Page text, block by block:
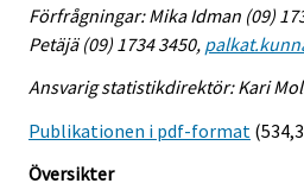
Förfrågningar: Mika Idman (09)
Petäjä (09) 1734 3450,
Ansvarig statistikdirektör: Kari
Publikationen i pdf-format
Översikter